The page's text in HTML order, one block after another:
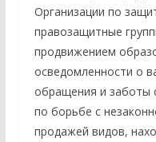
Организации по
правозащитные
продвижением
осведомленности о
обращения и заботы
по борьбе с
продажей видов,